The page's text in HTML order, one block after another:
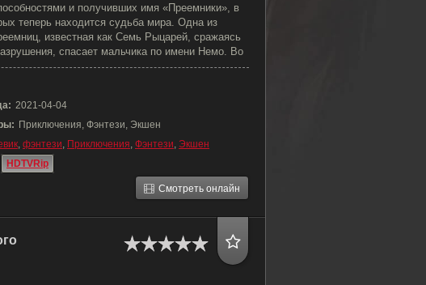
и получивших имя «Преемники», в
теперь находится судьба мира. Одна из
известная как Семь Рыцарей, сражаясь
спасает мальчика по имени Немо. Во
2021-04-04
Приключения, Фэнтези, Экшен
, фэнтези, Приключения, Фэнтези, Экшен
HDTVRip
Смотреть онлайн